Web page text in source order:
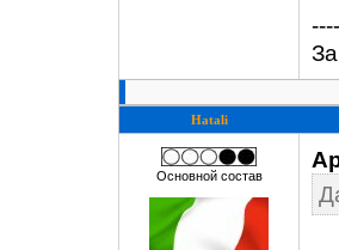
Hatali
Основной состав